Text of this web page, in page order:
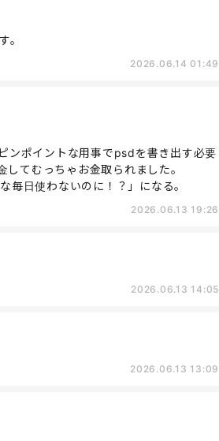
。
2026.06.14 01:49
ンポイントな用事でpsdを書き出す必要
てむっちゃお金取られました。
毎日使わないのに！？」になる。
2026.06.13 19:26
2026.06.13 14:05
2026.06.13 13:09